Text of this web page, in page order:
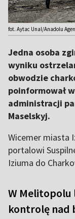
fot. Aytac Unal/Anadolu
Jedna osoba
wyniku
obwodzie
poinformował
administracji
Maselskyj.
Wicemer miasta
portalowi
Iziuma do
W Melitopolu
kontrolę nad